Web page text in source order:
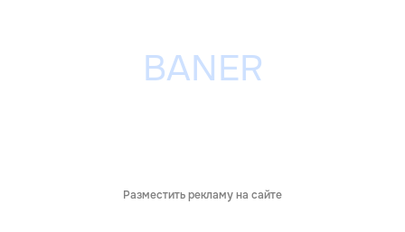
Разместить рекламу на сайте